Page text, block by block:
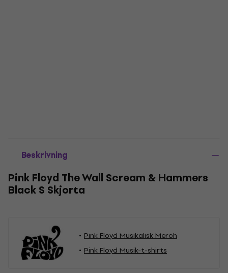
Beskrivning
Pink Floyd The Wall Scream & Hammers
Black S Skjorta
Pink Floyd Musikalisk Merch
Pink Floyd Musik-t-shirts